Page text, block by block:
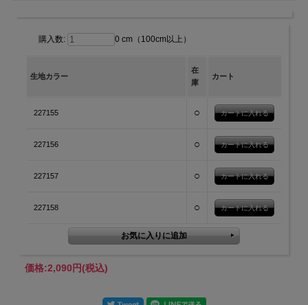
※こちらの商品は、最小ロット100cm〈数量が10〉以上、10cm単位での販売
【購入方法】
m ご注文の場合数量を〈20〉と入力してください
購入数: 0 cm（100cm以上）
生地カラー
在
庫
カート
227155 ○
227156 ○
227157 ○
227158 ○
価格:2,090円(税込)